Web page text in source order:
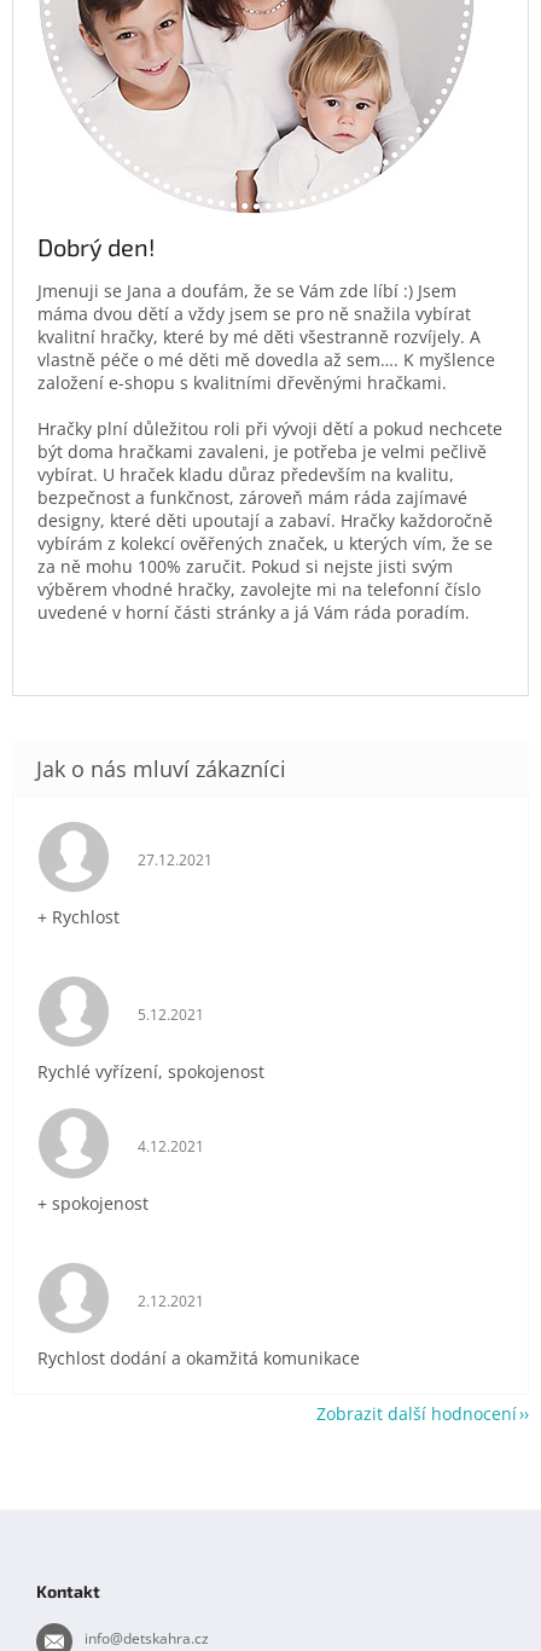
Dobrý den!
Jmenuji se Jana a doufám, že se Vám zde líbí :) Jsem
máma dvou dětí a vždy jsem se pro ně snažila vybírat
kvalitní hračky, které by mé děti všestranně rozvíjely. A
vlastně péče o mé děti mě dovedla až sem…. K myšlence
založení e-shopu s kvalitními dřevěnými hračkami.
Hračky plní důležitou roli při vývoji dětí a pokud nechcete
být doma hračkami zavaleni, je potřeba je velmi pečlivě
vybírat. U hraček kladu důraz především na kvalitu,
bezpečnost a funkčnost, zároveň mám ráda zajímavé
designy, které děti upoutají a zabaví. Hračky každoročně
vybírám z kolekcí ověřených značek, u kterých vím, že se
za ně mohu 100% zaručit. Pokud si nejste jisti svým
výběrem vhodné hračky, zavolejte mi na telefonní číslo
uvedené v horní části stránky a já Vám ráda poradím.
Hodnocení obchodu je 5 z 5 hvězdiček.
27.12.2021
+ Rychlost
Hodnocení obchodu je 5 z 5 hvězdiček.
5.12.2021
Rychlé vyřízení, spokojenost
Hodnocení obchodu je 5 z 5 hvězdiček.
4.12.2021
+ spokojenost
Hodnocení obchodu je 5 z 5 hvězdiček.
2.12.2021
Rychlost dodání a okamžitá komunikace
Zobrazit další hodnocení
Kontakt
info@detskahra.cz